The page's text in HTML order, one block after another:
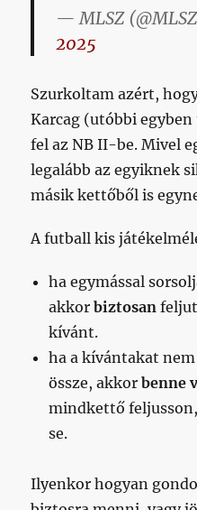
— MLSZ
2025
Szurkoltam azért,
Karcag (utóbbi
fel az NB II-be. Mivel
legalább az egyiknek
másik kettőből is
A futball kis
ha egymással
akkorbiztosan
kívánt.
ha a kívántakat
össze, akkorbenne
mindkettő
se.
Ilyenkor hogyan